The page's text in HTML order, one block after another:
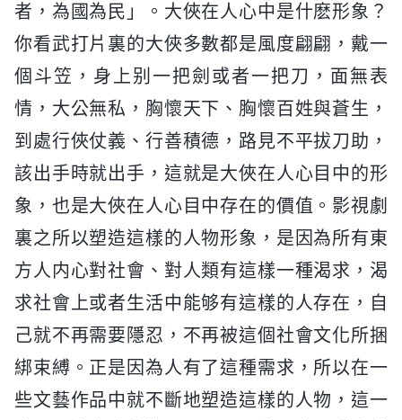
者，為國為民」。大俠在人心中是什麽形象？
你看武打片裏的大俠多數都是風度翩翩，戴一
個斗笠，身上别一把劍或者一把刀，面無表
情，大公無私，胸懷天下、胸懷百姓與蒼生，
到處行俠仗義、行善積德，路見不平拔刀助，
該出手時就出手，這就是大俠在人心目中的形
象，也是大俠在人心目中存在的價值。影視劇
裏之所以塑造這樣的人物形象，是因為所有東
方人内心對社會、對人類有這樣一種渴求，渴
求社會上或者生活中能够有這樣的人存在，自
己就不再需要隱忍，不再被這個社會文化所捆
綁束縛。正是因為人有了這種需求，所以在一
些文藝作品中就不斷地塑造這樣的人物，這一